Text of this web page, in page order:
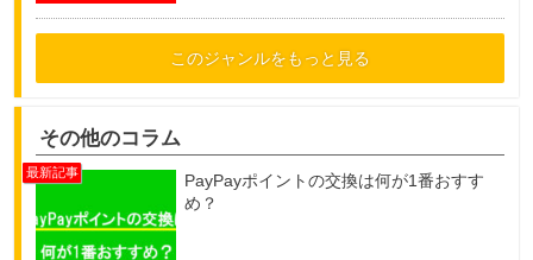
このジャンルをもっと見る
その他のコラム
PayPayポイントの交換は何が1番おすす
め？